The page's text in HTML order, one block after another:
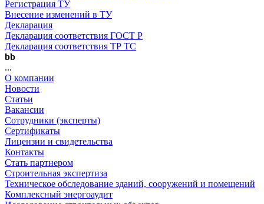
Регистрация ТУ
Внесение изменений в ТУ
Декларация
Декларация соответствия ГОСТ Р
Декларация соответствия ТР ТС
bb
...
О компании
Новости
Статьи
Вакансии
Сотрудники (эксперты)
Сертификаты
Лицензии и свидетельства
Контакты
Стать партнером
Строительная экспертиза
Техническое обследование зданий, сооружений и помещений
Комплексный энергоаудит